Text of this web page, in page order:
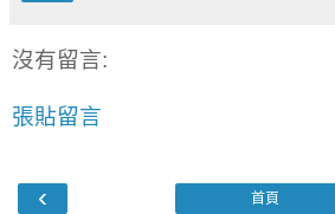
沒有留言:
張貼留言
‹ 首頁